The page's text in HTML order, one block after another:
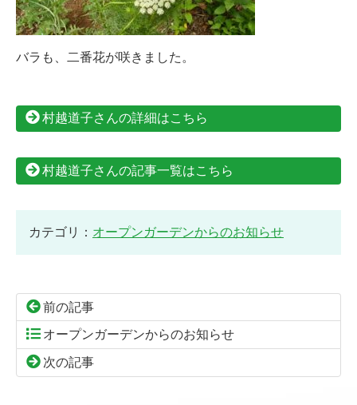
バラも、二番花が咲きました。
村越道子さんの詳細はこちら
村越道子さんの記事一覧はこちら
カテゴリ： オープンガーデンからのお知らせ
前の記事
オープンガーデンからのお知らせ
次の記事